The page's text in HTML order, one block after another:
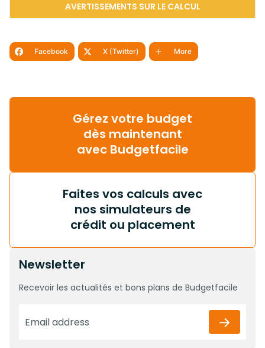
AVERTISSEMENTS SUR LE CALCUL
Facebook X (Twitter) More
Gérez votre budget
dès maintenant
avec Budgetfacile
Faites vos calculs avec
nos simulateurs de
crédit ou placement
Newsletter
Recevoir les actualités et bons plans de Budgetfacile